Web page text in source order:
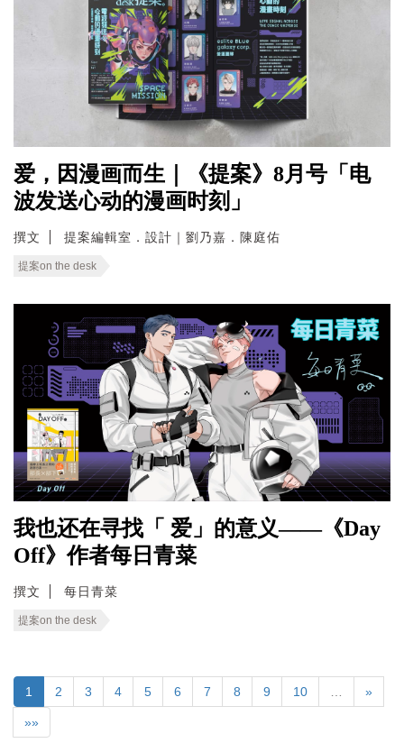
爱，因漫画而生｜《提案》8月号「电
波发送心动的漫画时刻」
撰文 提案編輯室．設計｜劉乃嘉．陳庭佑
提案on the desk
我也还在寻找「 爱」的意义——《Day
Off》作者每日青菜
撰文 每日青菜
提案on the desk
1 2 3 4 5 6 7 8 9 10 »
»»